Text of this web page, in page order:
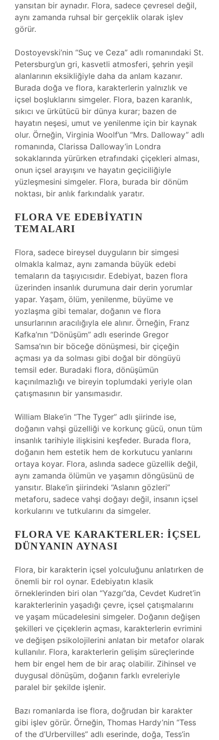
yansıtan bir aynadır. Flora, sadece çevresel değil,
aynı zamanda ruhsal bir gerçeklik olarak işlev
görür.
Dostoyevski’nin “Suç ve Ceza” adlı romanındaki St.
Petersburg’un gri, kasvetli atmosferi, şehrin yeşil
alanlarının eksikliğiyle daha da anlam kazanır.
Burada doğa ve flora, karakterlerin yalnızlık ve
içsel boşluklarını simgeler. Flora, bazen karanlık,
sıkıcı ve ürkütücü bir dünya kurar; bazen de
hayatın neşesi, umut ve yenilenme için bir kaynak
olur. Örneğin, Virginia Woolf’un “Mrs. Dalloway” adlı
romanında, Clarissa Dalloway’in Londra
sokaklarında yürürken etrafındaki çiçekleri alması,
onun içsel arayışını ve hayatın geçiciliğiyle
yüzleşmesini simgeler. Flora, burada bir dönüm
noktası, bir anlık farkındalık yaratır.
FLORA VE EDEBIYATIN
TEMALARI
Flora, sadece bireysel duyguların bir simgesi
olmakla kalmaz, aynı zamanda büyük edebi
temaların da taşıyıcısıdır. Edebiyat, bazen flora
üzerinden insanlık durumuna dair derin yorumlar
yapar. Yaşam, ölüm, yenilenme, büyüme ve
yozlaşma gibi temalar, doğanın ve flora
unsurlarının aracılığıyla ele alınır. Örneğin, Franz
Kafka’nın “Dönüşüm” adlı eserinde Gregor
Samsa’nın bir böceğe dönüşmesi, bir çiçeğin
açması ya da solması gibi doğal bir döngüyü
temsil eder. Buradaki flora, dönüşümün
kaçınılmazlığı ve bireyin toplumdaki yeriyle olan
çatışmasının bir yansımasıdır.
William Blake’in “The Tyger” adlı şiirinde ise,
doğanın vahşi güzelliği ve korkunç gücü, onun tüm
insanlık tarihiyle ilişkisini keşfeder. Burada flora,
doğanın hem estetik hem de korkutucu yanlarını
ortaya koyar. Flora, aslında sadece güzellik değil,
aynı zamanda ölümün ve yaşamın döngüsünü de
yansıtır. Blake’in şiirindeki “Aslanın gözleri”
metaforu, sadece vahşi doğayı değil, insanın içsel
korkularını ve tutkularını da simgeler.
FLORA VE KARAKTERLER: İÇSEL
DÜNYANIN AYNASI
Flora, bir karakterin içsel yolculuğunu anlatırken de
önemli bir rol oynar. Edebiyatın klasik
örneklerinden biri olan “Yazgı”da, Cevdet Kudret’in
karakterlerinin yaşadığı çevre, içsel çatışmalarını
ve yaşam mücadelesini simgeler. Doğanın değişen
şekilleri ve çiçeklerin açması, karakterlerin evrimini
ve değişen psikolojilerini anlatan bir metafor olarak
kullanılır. Flora, karakterlerin gelişim süreçlerinde
hem bir engel hem de bir araç olabilir. Zihinsel ve
duygusal dönüşüm, doğanın farklı evreleriyle
paralel bir şekilde işlenir.
Bazı romanlarda ise flora, doğrudan bir karakter
gibi işlev görür. Örneğin, Thomas Hardy’nin “Tess
of the d’Urbervilles” adlı eserinde, doğa, Tess’in